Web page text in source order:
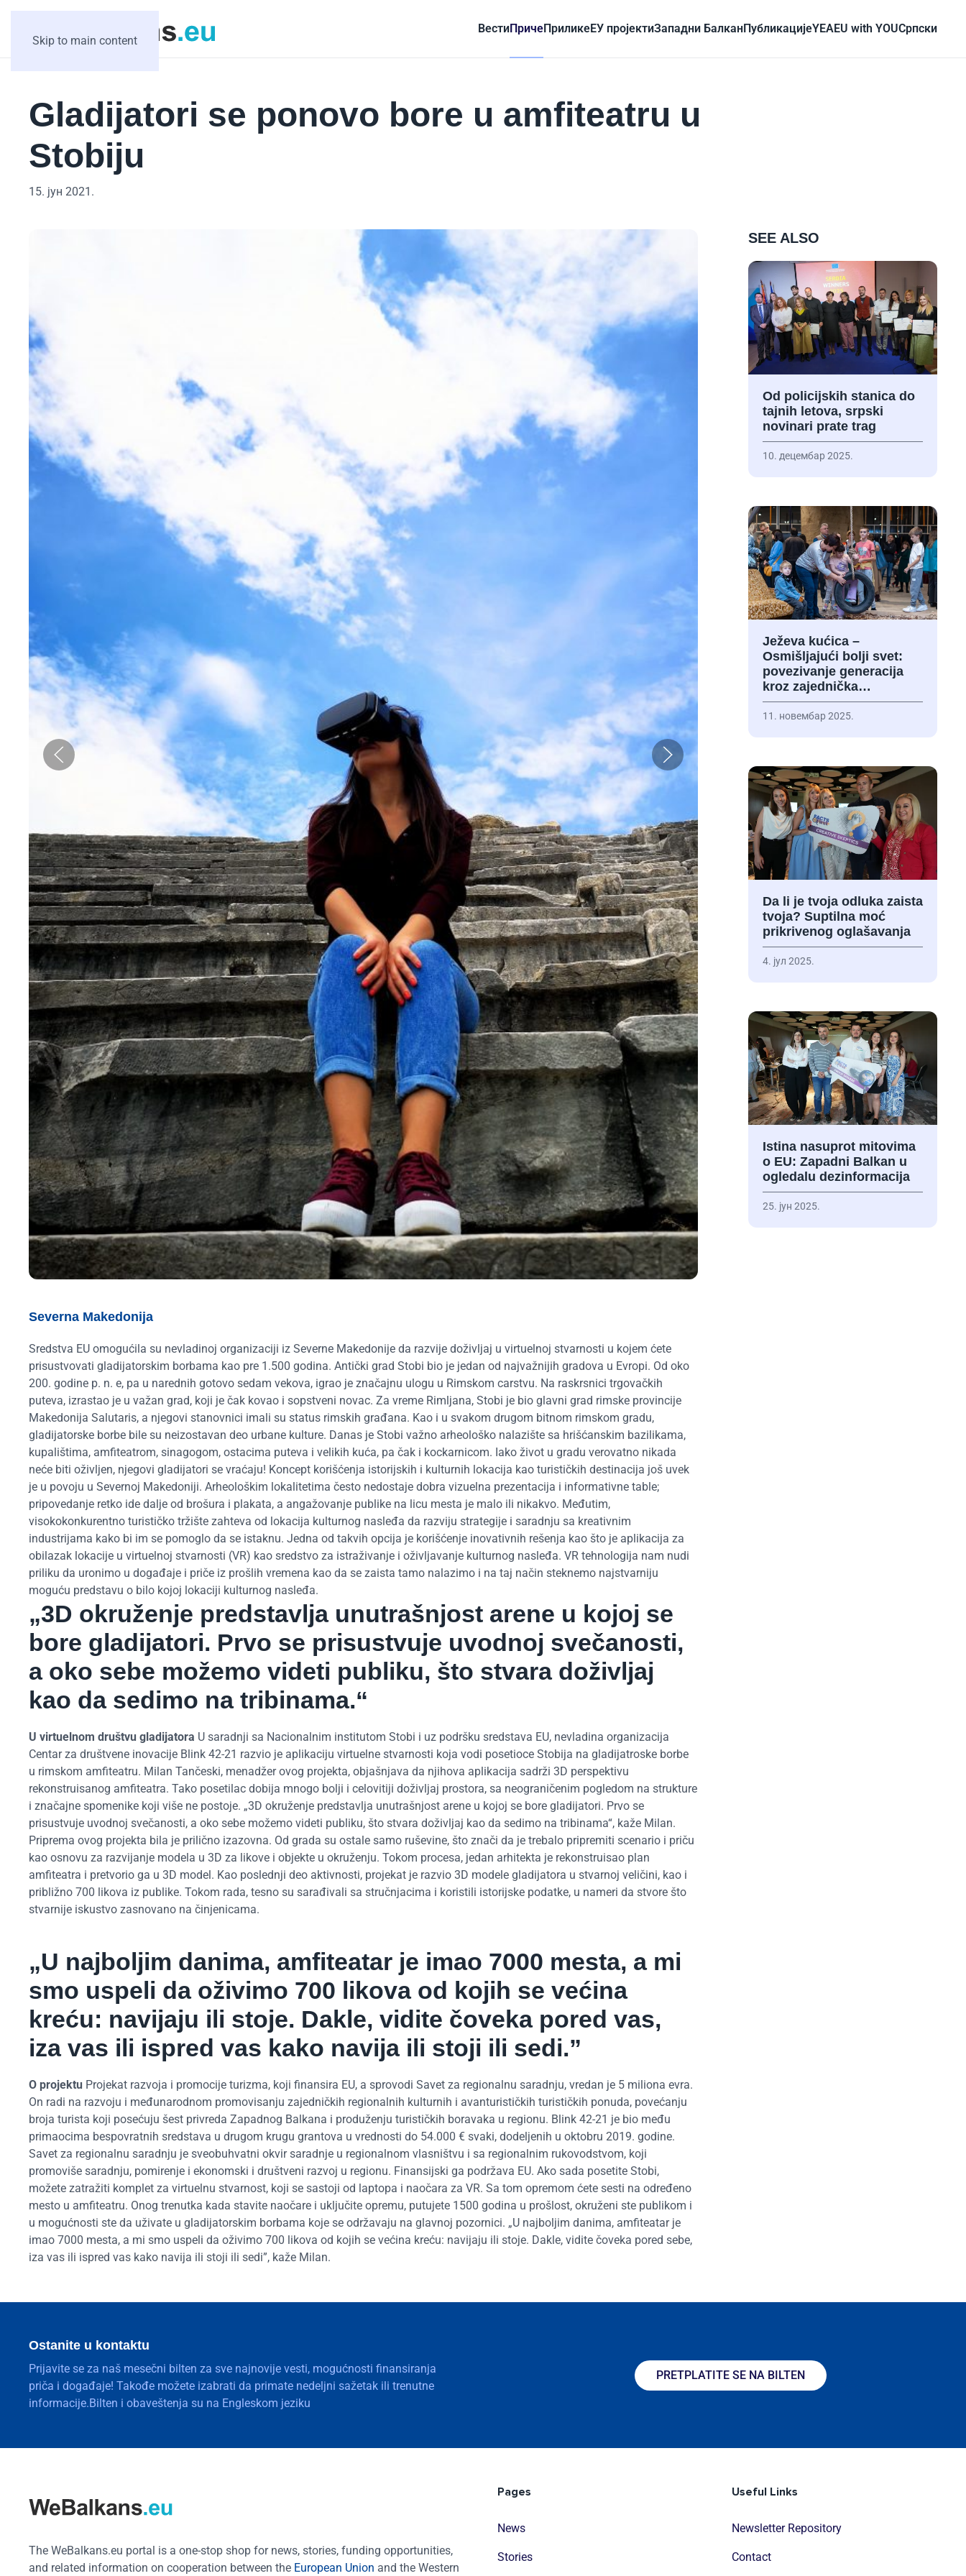
Skip to main content
ВестиПричеПриликеЕУ пројектиЗападни БалканПубликацијеYEAEU with YOUCрпски
Gladijatori se ponovo bore u amfiteatru u
Stobiju
15. јун 2021.
Severna Makedonija
Sredstva EU omogućila su nevladinoj organizaciji iz Severne Makedonije da razvije doživljaj u virtuelnoj stvarnosti u kojem ćete
prisustvovati gladijatorskim borbama kao pre 1.500 godina. Antički grad Stobi bio je jedan od najvažnijih gradova u Evropi. Od oko
200. godine p. n. e, pa u narednih gotovo sedam vekova, igrao je značajnu ulogu u Rimskom carstvu. Na raskrsnici trgovačkih
puteva, izrastao je u važan grad, koji je čak kovao i sopstveni novac. Za vreme Rimljana, Stobi je bio glavni grad rimske provincije
Makedonija Salutaris, a njegovi stanovnici imali su status rimskih građana. Kao i u svakom drugom bitnom rimskom gradu,
gladijatorske borbe bile su neizostavan deo urbane kulture. Danas je Stobi važno arheološko nalazište sa hrišćanskim bazilikama,
kupalištima, amfiteatrom, sinagogom, ostacima puteva i velikih kuća, pa čak i kockarnicom. Iako život u gradu verovatno nikada
neće biti oživljen, njegovi gladijatori se vraćaju! Koncept korišćenja istorijskih i kulturnih lokacija kao turističkih destinacija još uvek
je u povoju u Severnoj Makedoniji. Arheološkim lokalitetima često nedostaje dobra vizuelna prezentacija i informativne table;
pripovedanje retko ide dalje od brošura i plakata, a angažovanje publike na licu mesta je malo ili nikakvo. Međutim,
visokokonkurentno turističko tržište zahteva od lokacija kulturnog nasleđa da razviju strategije i saradnju sa kreativnim
industrijama kako bi im se pomoglo da se istaknu. Jedna od takvih opcija je korišćenje inovativnih rešenja kao što je aplikacija za
obilazak lokacije u virtuelnoj stvarnosti (VR) kao sredstvo za istraživanje i oživljavanje kulturnog nasleđa. VR tehnologija nam nudi
priliku da uronimo u događaje i priče iz prošlih vremena kao da se zaista tamo nalazimo i na taj način steknemo najstvarniju
moguću predstavu o bilo kojoj lokaciji kulturnog nasleđa.
„3D okruženje predstavlja unutrašnjost arene u kojoj se
bore gladijatori. Prvo se prisustvuje uvodnoj svečanosti,
a oko sebe možemo videti publiku, što stvara doživljaj
kao da sedimo na tribinama.“
U virtuelnom društvu gladijatora U saradnji sa Nacionalnim institutom Stobi i uz podršku sredstava EU, nevladina organizacija
Centar za društvene inovacije Blink 42-21 razvio je aplikaciju virtuelne stvarnosti koja vodi posetioce Stobija na gladijatroske borbe
u rimskom amfiteatru. Milan Tančeski, menadžer ovog projekta, objašnjava da njihova aplikacija sadrži 3D perspektivu
rekonstruisanog amfiteatra. Tako posetilac dobija mnogo bolji i celovitiji doživljaj prostora, sa neograničenim pogledom na strukture
i značajne spomenike koji više ne postoje. „3D okruženje predstavlja unutrašnjost arene u kojoj se bore gladijatori. Prvo se
prisustvuje uvodnoj svečanosti, a oko sebe možemo videti publiku, što stvara doživljaj kao da sedimo na tribinama“, kaže Milan.
Priprema ovog projekta bila je prilično izazovna. Od grada su ostale samo ruševine, što znači da je trebalo pripremiti scenario i priču
kao osnovu za razvijanje modela u 3D za likove i objekte u okruženju. Tokom procesa, jedan arhitekta je rekonstruisao plan
amfiteatra i pretvorio ga u 3D model. Kao poslednji deo aktivnosti, projekat je razvio 3D modele gladijatora u stvarnoj veličini, kao i
približno 700 likova iz publike. Tokom rada, tesno su sarađivali sa stručnjacima i koristili istorijske podatke, u nameri da stvore što
stvarnije iskustvo zasnovano na činjenicama.
„U najboljim danima, amfiteatar je imao 7000 mesta, a mi
smo uspeli da oživimo 700 likova od kojih se većina
kreću: navijaju ili stoje. Dakle, vidite čoveka pored vas,
iza vas ili ispred vas kako navija ili stoji ili sedi.”
O projektu Projekat razvoja i promocije turizma, koji finansira EU, a sprovodi Savet za regionalnu saradnju, vredan je 5 miliona evra.
On radi na razvoju i međunarodnom promovisanju zajedničkih regionalnih kulturnih i avanturističkih turističkih ponuda, povećanju
broja turista koji posećuju šest privreda Zapadnog Balkana i produženju turističkih boravaka u regionu. Blink 42-21 je bio među
primaocima bespovratnih sredstava u drugom krugu grantova u vrednosti do 54.000 € svaki, dodeljenih u oktobru 2019. godine.
Savet za regionalnu saradnju je sveobuhvatni okvir saradnje u regionalnom vlasništvu i sa regionalnim rukovodstvom, koji
promoviše saradnju, pomirenje i ekonomski i društveni razvoj u regionu. Finansijski ga podržava EU. Ako sada posetite Stobi,
možete zatražiti komplet za virtuelnu stvarnost, koji se sastoji od laptopa i naočara za VR. Sa tom opremom ćete sesti na određeno
mesto u amfiteatru. Onog trenutka kada stavite naočare i uključite opremu, putujete 1500 godina u prošlost, okruženi ste publikom i
u mogućnosti ste da uživate u gladijatorskim borbama koje se održavaju na glavnoj pozornici. „U najboljim danima, amfiteatar je
imao 7000 mesta, a mi smo uspeli da oživimo 700 likova od kojih se većina kreću: navijaju ili stoje. Dakle, vidite čoveka pored sebe,
iza vas ili ispred vas kako navija ili stoji ili sedi”, kaže Milan.
SEE ALSO
Od policijskih stanica do
tajnih letova, srpski
novinari prate trag
10. децембар 2025.
Ježeva kućica –
Osmišljajući bolji svet:
povezivanje generacija
kroz zajednička…
11. новембар 2025.
Da li je tvoja odluka zaista
tvoja? Suptilna moć
prikrivenog oglašavanja
4. јул 2025.
Istina nasuprot mitovima
o EU: Zapadni Balkan u
ogledalu dezinformacija
25. јун 2025.
Ostanite u kontaktu
Prijavite se za naš mesečni bilten za sve najnovije vesti, mogućnosti finansiranja
priča i događaje! Takođe možete izabrati da primate nedeljni sažetak ili trenutne
informacije.Bilten i obaveštenja su na Engleskom jeziku
PRETPLATITE SE NA BILTEN
The WeBalkans.eu portal is a one-stop shop for news, stories, funding opportunities,
and related information on cooperation between the European Union and the Western
Pages
News
Stories
Useful Links
Newsletter Repository
Contact